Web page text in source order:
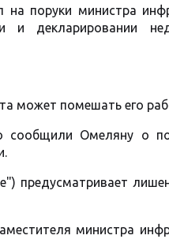
поруки министра
декларировании
может помешать его
сообщили Омеляну о
предусматривает
министра